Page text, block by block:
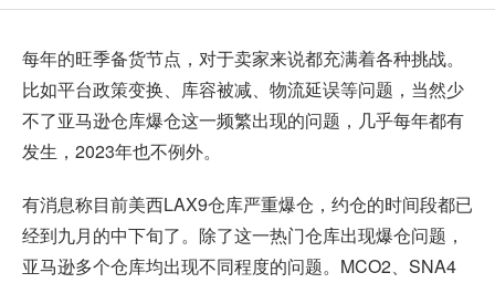
每年的旺季备货节点，对于卖家来说都充满着各种挑战。
比如平台政策变换、库容被减、物流延误等问题，当然少
不了亚马逊仓库爆仓这一频繁出现的问题，几乎每年都有
发生，2023年也不例外。
有消息称目前美西LAX9仓库严重爆仓，约仓的时间段都已
经到九月的中下旬了。除了这一热门仓库出现爆仓问题，
亚马逊多个仓库均出现不同程度的问题。MCO2、SNA4